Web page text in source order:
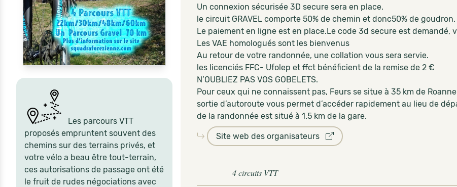
Les parcours VTT
proposés empruntent souvent des
chemins sur des terrains privés, et
votre vélo a beau être tout-terrain,
ces autorisations de passage ont été
le fruit de rudes négociations avec
Un connexion sécurisée 3D secure sera en place.
le circuit GRAVEL comporte 50% de chemin et donc50% de goudron.
Le paiement en ligne est en place.Le code 3d secure est demandé,
Les VAE homologués sont les bienvenus
Au retour de votre randonnée, une collation vous sera servie.
les licenciés FFC- Ufolep et ffct bénéficient de la remise de 2 €
N’OUBLIEZ PAS VOS GOBELETS.
Pour ceux qui ne connaissent pas, Feurs se situe à 35 km de
sortie d’autoroute vous permet d’accéder rapidement au lieu de
de la randonnée est situé à 1.5 km de la gare.
Site web des organisateurs
4 circuits VTT